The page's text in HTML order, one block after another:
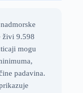
živi 9.598
mogu
padavina.